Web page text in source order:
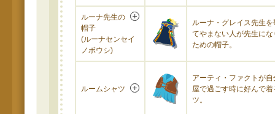
ルーナ先生の
帽子
(ルーナセンセイ
ノボウシ)
ルーナ・グレイス先生を
てやまない人が先生にな
ための帽子。
ルームシャツ
アーティ・ファクトが自
屋で過ごす時に好んで着
ツ。